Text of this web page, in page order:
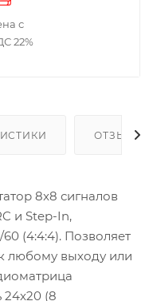
с
22%
ОТЗЫВЫ
8x8 сигналов
и Step-In,
(4:4:4). Позволяет
любому выходу или
24x20 (8